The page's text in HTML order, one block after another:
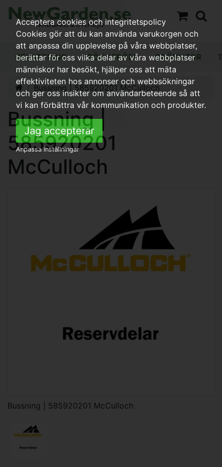
BEVATTNING FRÖN / FRÖER GRÖNYTOR
Bussning | 585920201 McCulloch
Bussning |
585920201
McCulloch
Bussning | 585920201 McCulloch
Acceptera cookies och integritetspolicy
Cookies gör att du kan använda varukorgen och
att anpassa din upplevelse på våra webbplatser,
berättar för oss vilka delar av våra webbplatser
människor har besökt, hjälper oss att mäta
effektiviteten hos annonser och webbsökningar
och ger oss insikter om användarbeteende så att
vi kan förbättra vår kommunikation och produkter.
Jag accepterar
Anpassa inställningar